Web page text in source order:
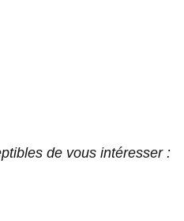
de vous intéresser :